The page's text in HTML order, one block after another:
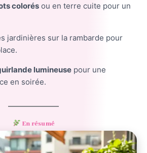
colorésou en terre cuite pour un
jardinières sur la rambarde pour
lumineusepour une
en soirée.
En résumé